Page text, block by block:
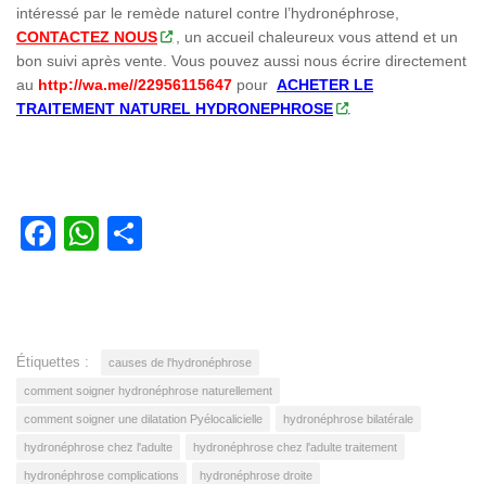
intéressé par le remède naturel contre l’hydronéphrose,
CONTACTEZ NOUS
, un accueil chaleureux vous attend et un
bon suivi après vente. Vous pouvez aussi nous écrire directement
au http://wa.me//22956115647 pour ACHETER LE
TRAITEMENT NATUREL HYDRONEPHROSE
.
Facebook
WhatsApp
Étiquettes : causes de l'hydronéphrose
comment soigner hydronéphrose naturellement
comment soigner une dilatation Pyélocalicielle hydronéphrose bilatérale
hydronéphrose chez l'adulte hydronéphrose chez l'adulte traitement
hydronéphrose complications hydronéphrose droite